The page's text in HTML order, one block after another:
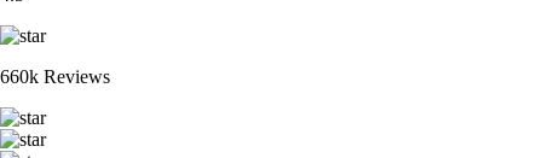
660k Reviews